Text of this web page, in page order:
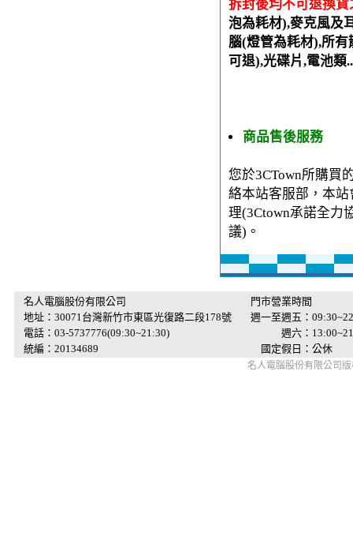
拆封後均不可退換
泡為耗材),麥克風及
腦(燈管為耗材),所
可退),光碟片,電池類
商品售後服務
您於3CTown所購買
絡本站客服部，本
理(3Ctown承諾全力
議)。
名人電腦股份有限公司
地址：30071台灣新竹市東區光復路二段178號
電話：03-5737776(09:30~21:30)
統編：20134689
門市營業時間
週一至週五：
週六：
國定假日：公休
名人電腦股份有限公司版